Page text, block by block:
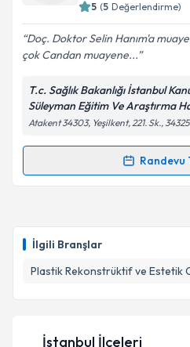
İlgili Branşlar
Plastik Rekonstrüktif ve Estetik
Kişisel verilerimin
Metni'ni okudum ve
kapsamda işlenmesini
Takvim
5 (5 Değerlendirme)
Doç. Doktor Selin Hanım'a
çok Candan muayene...
T.c. Sağlık Bakanlığı İstanbul
Süleyman Eğitim Ve Araştırma
Atakent 34303, Yeşilkent, 221. Sk.,
Randevu
Randevu Takvimi
için bir takvim
bilgilendireceğiz.
E-posta Adresiniz
İstanbul İlçeleri